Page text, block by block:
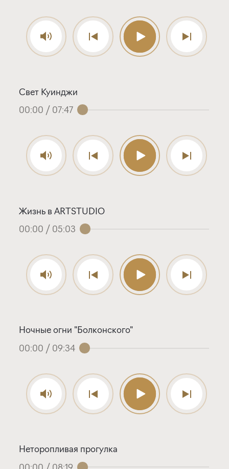
Свет Куинджи
00:00 / 07:47
Жизнь в ARTSTUDIO
00:00 / 05:03
Ночные огни "Болконского"
00:00 / 09:34
Неторопливая прогулка